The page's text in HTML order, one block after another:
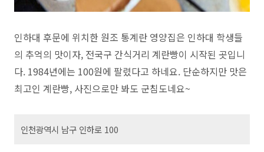
인하대 후문에 위치한 원조 통계란 영양집은 인하대 학생들
의 추억의 맛이자, 전국구 간식거리 계란빵이 시작된 곳입니
다. 1984년에는 100원에 팔렸다고 하네요. 단순하지만 맛은
최고인 계란빵, 사진으로만 봐도 군침도네요~
인천광역시 남구 인하로 100